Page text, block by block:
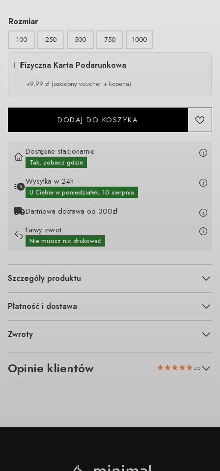
Rozmiar
100 250 500 750 1000
Fizyczna Karta Podarunkowa
+9,99 zł (ozdobny voucher + koperta)
DODAJ DO KOSZYKA
Dostępne stacjonarnie
Tak, zobacz gdzie
Wysyłka w 24h
U Ciebie w poniedziałek, 10 sierpnia
Darmowa dostawa od 300zł
Łatwy zwrot
Nie musisz nic drukować
Szczegóły produktu
Płatność i dostawa
Zwroty
Opinie klientów 5.0